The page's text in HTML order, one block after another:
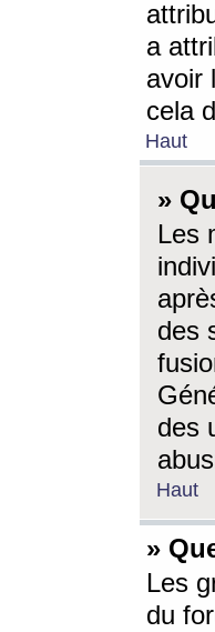
a
avoir
cela
Haut
»
Les
des
des
Haut
»
Les
du